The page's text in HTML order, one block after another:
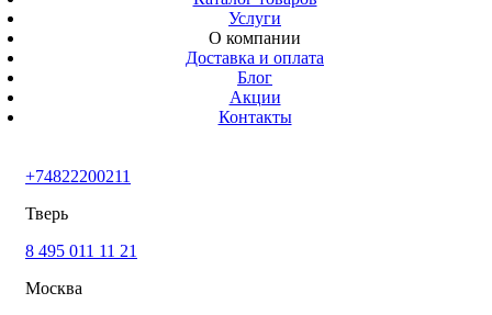
Время работы
Тверь,
Калинина 3
+74822200211 info@mirapark.ru
Каталог товаров
Игровое оборудование для детских площадок
Услуги
О компании
Доставка и оплата
Блог
Акции
Контакты
+74822200211
Тверь
8 495 011 11 21
Москва